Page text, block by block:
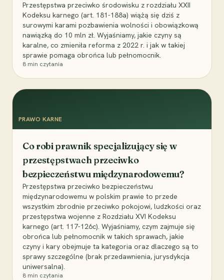
Przestępstwa przeciwko środowisku z rozdziału XXII
Kodeksu karnego (art. 181-188a) wiążą się dziś z
surowymi karami pozbawienia wolności i obowiązkową
nawiązką do 10 mln zł. Wyjaśniamy, jakie czyny są
karalne, co zmieniła reforma z 2022 r. i jak w takiej
sprawie pomaga obrońca lub pełnomocnik.
8 min czytania
PRAWO KARNE
Co robi prawnik specjalizujący się w
przestępstwach przeciwko
bezpieczeństwu międzynarodowemu?
Przestępstwa przeciwko bezpieczeństwu
międzynarodowemu w polskim prawie to przede
wszystkim zbrodnie przeciwko pokojowi, ludzkości oraz
przestępstwa wojenne z Rozdziału XVI Kodeksu
karnego (art. 117-126c). Wyjaśniamy, czym zajmuje się
obrońca lub pełnomocnik w takich sprawach, jakie
czyny i kary obejmuje ta kategoria oraz dlaczego są to
sprawy szczególne (brak przedawnienia, jurysdykcja
uniwersalna).
8 min czytania